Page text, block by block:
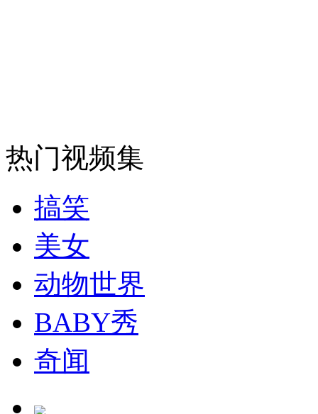
消防员救轻生者
纽约上演“枕头大战”
司机酒驾遇交警 急速倒车逃窜
热门视频集
搞笑
美女
动物世界
BABY秀
奇闻